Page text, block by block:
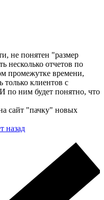
не понятен "размер
несколько отчетов по
промежутке времени,
только клиентов с
по ним будет понятно, что
сайт "пачку" новых
назад